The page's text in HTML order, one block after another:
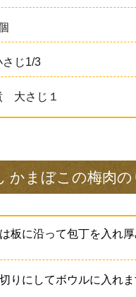
じ1/3
大さじ１
かまぼこの梅肉
板に沿って包丁を入れ厚
りにしてボウルに入れま